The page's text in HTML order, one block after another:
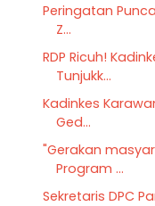
Peringatan
Z...
RDP Ricuh!
Tunjukk...
Kadinkes
Ged...
"Gerakan
Program ...
Sekretaris DPC